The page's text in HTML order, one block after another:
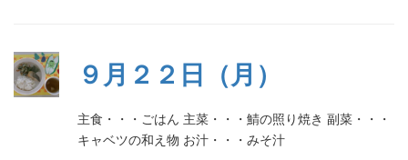
９月２２日（月）
主食・・・ごはん 主菜・・・鯖の照り焼き 副菜・・・
キャベツの和え物 お汁・・・みそ汁